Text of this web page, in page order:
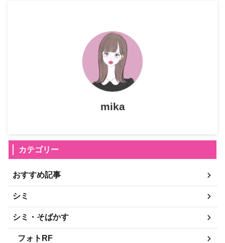
mika
カテゴリー
おすすめ記事
シミ
シミ・そばかす
フォトRF